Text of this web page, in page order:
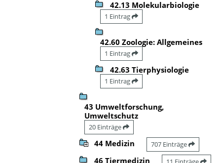
42.13 Molekularbiologie
1 Eintrag
42.60 Zoologie: Allgemeines
1 Eintrag
42.63 Tierphysiologie
1 Eintrag
43 Umweltforschung,
Umweltschutz
20 Einträge
44 Medizin 707 Einträge
46 Tiermedizin